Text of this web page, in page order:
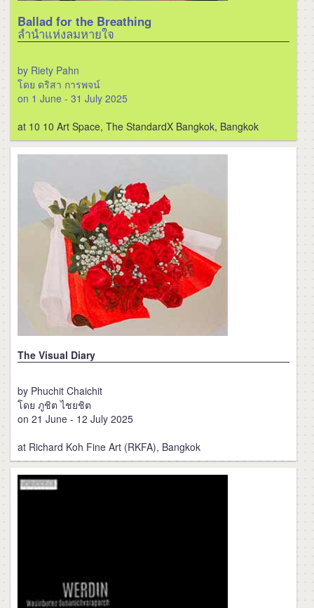
Ballad for the Breathing
ลำนำแห่งลมหายใจ
by Riety Pahn
โดย ดริสา การพจน์
on 1 June - 31 July 2025
at 10 10 Art Space, The StandardX Bangkok, Bangkok
The Visual Diary
by Phuchit Chaichit
โดย ภูชิต ไชยชิต
on 21 June - 12 July 2025
at Richard Koh Fine Art (RKFA), Bangkok